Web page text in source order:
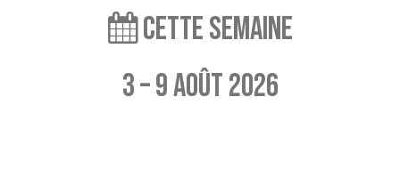
Cette semaine
3 – 9 août 2026